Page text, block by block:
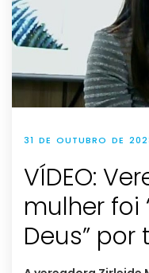
31 DE OUTUBRO DE
VÍDEO:
mulher
Deus”